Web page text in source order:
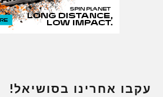
עקבו אחרינו בסושיאל!